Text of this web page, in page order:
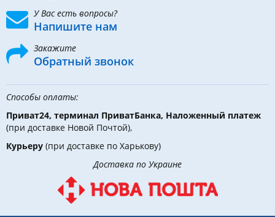
У Вас есть вопросы?
Напишите нам
Закажите
Обратный звонок
Способы оплаты:
Приват24, терминал ПриватБанка, Наложенный платеж
(при доставке Новой Почтой),
Курьеру (при доставке по Харькову)
Доставка по Украине